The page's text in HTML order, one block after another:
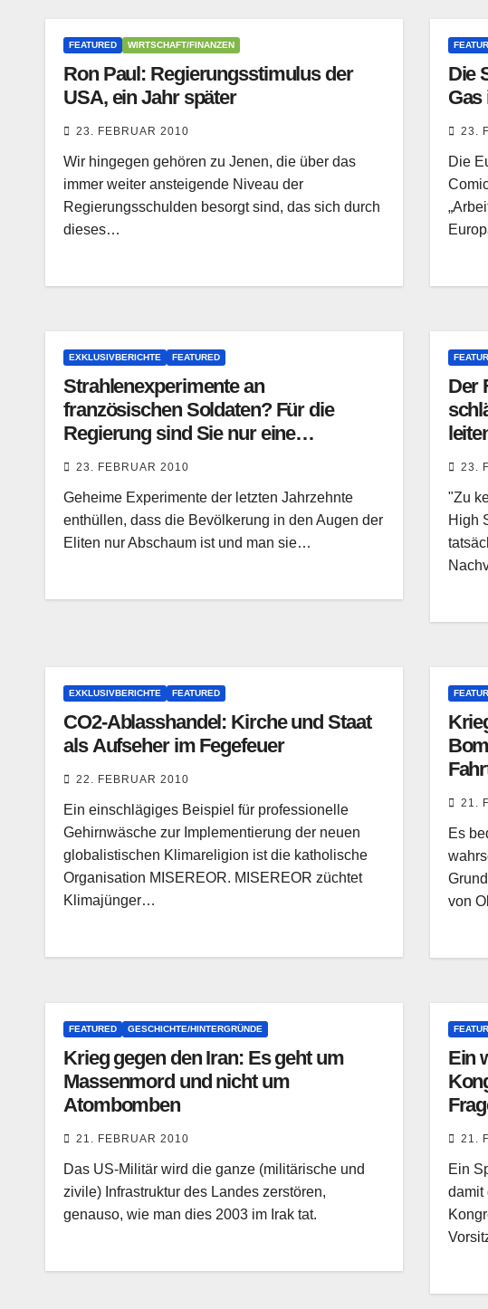
FEATURED WIRTSCHAFT/FINANZEN
Ron Paul: Regierungsstimulus der
USA, ein Jahr später
23. FEBRUAR 2010
Wir hingegen gehören zu Jenen, die über das
immer weiter ansteigende Niveau der
Regierungsschulden besorgt sind, das sich durch
dieses…
Die
23.
Die
EXKLUSIVBERICHTE FEATURED
Strahlenexperimente an
französischen Soldaten? Für die
Regierung sind Sie nur eine
Laborratte
23. FEBRUAR 2010
Geheime Experimente der letzten Jahrzehnte
enthüllen, dass die Bevölkerung in den Augen der
Eliten nur Abschaum ist und man sie…
Der
23.
"Zu
High
EXKLUSIVBERICHTE FEATURED
CO2-Ablasshandel: Kirche und Staat
als Aufseher im Fegefeuer
22. FEBRUAR 2010
Ein einschlägiges Beispiel für professionelle
Gehirnwäsche zur Implementierung der neuen
globalistischen Klimareligion ist die katholische
Organisation MISEREOR. MISEREOR züchtet
Klimajünger…
21.
Es
von
FEATURED GESCHICHTE/HINTERGRÜNDE
Krieg gegen den Iran: Es geht um
Massenmord und nicht um
Atombomben
21. FEBRUAR 2010
Das US-Militär wird die ganze (militärische und
zivile) Infrastruktur des Landes zerstören,
genauso, wie man dies 2003 im Irak tat.
Ein
21.
Ein
damit